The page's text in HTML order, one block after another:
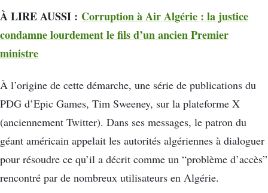
À LIRE AUSSI : Corruption à Air Algérie : la justice
condamne lourdement le fils d’un ancien Premier
ministre
À l’origine de cette démarche, une série de publications du
PDG d’Epic Games, Tim Sweeney, sur la plateforme X
(anciennement Twitter). Dans ses messages, le patron du
géant américain appelait les autorités algériennes à dialoguer
pour résoudre ce qu’il a décrit comme un “problème d’accès”
rencontré par de nombreux utilisateurs en Algérie.